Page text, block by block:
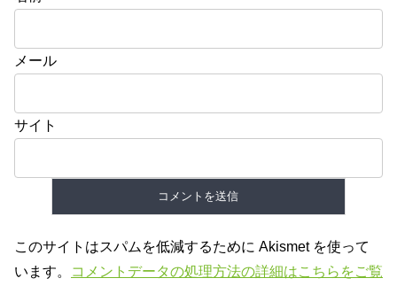
メール
サイト
このサイトはスパムを低減するために Akismet を使って
います。
コメントデータの処理方法の詳細はこちらをご覧